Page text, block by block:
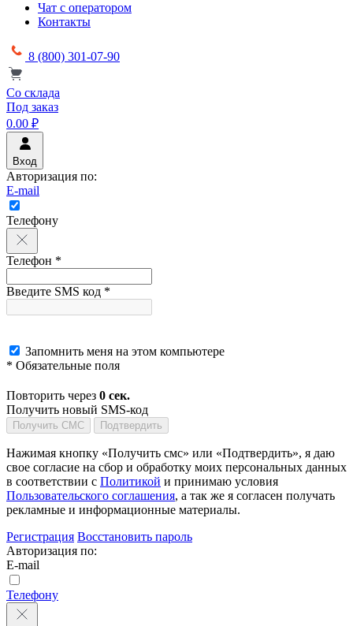
Чат с оператором
Контакты
8 (800) 301-07-90
Со склада
Под заказ
0.00 ₽
Вход
Авторизация по:
E-mail
Телефону
Телефон *
Введите SMS код *
Запомнить меня на этом компьютере
* Обязательные поля
Повторить через 0 сек.
Получить новый SMS-код
Получить СМС Подтвердить
Нажимая кнопку «Получить смс» или «Подтвердить», я даю
свое согласие на сбор и обработку моих персональных данных
в соответствии с Политикой и принимаю условия
Пользовательского соглашения, а так же я согласен получать
рекламные и информационные материалы.
Регистрация Восстановить пароль
Авторизация по:
E-mail
Телефону